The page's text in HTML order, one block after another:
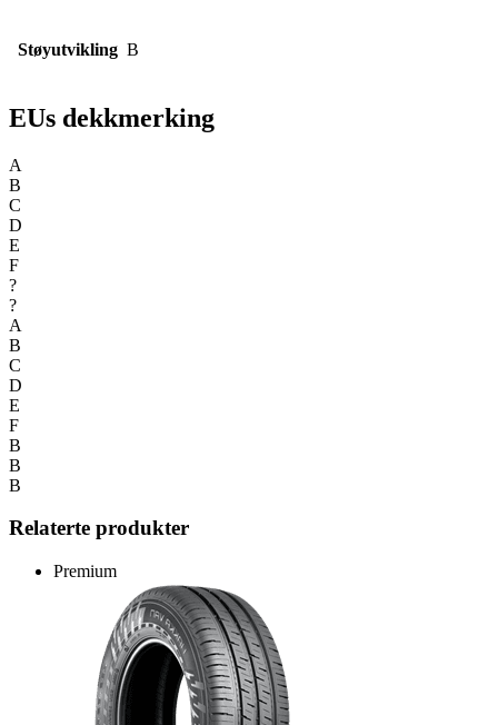
Støyutvikling B
EUs dekkmerking
A
B
C
D
E
F
?
?
A
B
C
D
E
F
B
B
B
Relaterte produkter
Premium